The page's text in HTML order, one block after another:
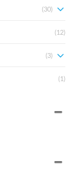
(30)
(12)
(3)
(1)